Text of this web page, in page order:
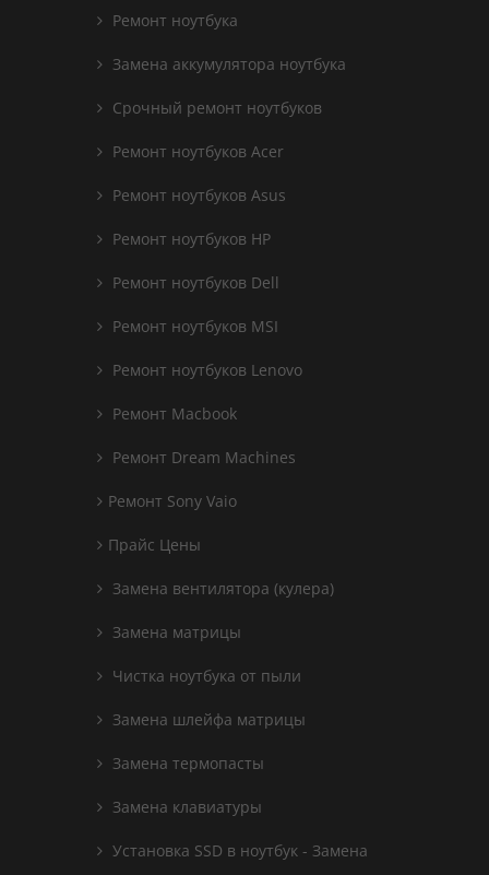
Ремонт ноутбука
Замена аккумулятора ноутбука
Срочный ремонт ноутбуков
Ремонт ноутбуков Acer
Ремонт ноутбуков Asus
Ремонт ноутбуков HP
Ремонт ноутбуков Dell
Ремонт ноутбуков MSI
Ремонт ноутбуков Lenovo
Ремонт Macbook
Ремонт Dream Machines
Ремонт Sony Vaio
Прайс Цены
Замена вентилятора (кулера)
Замена матрицы
Чистка ноутбука от пыли
Замена шлейфа матрицы
Замена термопасты
Замена клавиатуры
Установка SSD в ноутбук - Замена